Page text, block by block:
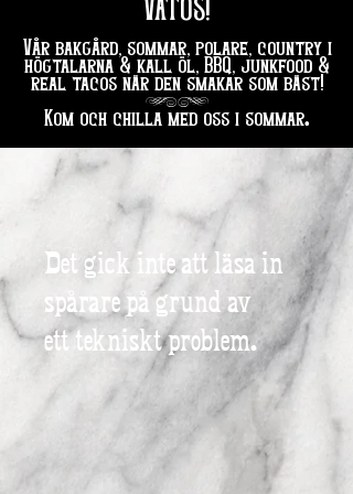
VATOS!
Vår bakgård, sommar, polare, country i
högtalarna & kall öl, BBQ, junkfood &
real tacos när den smakar som bäst!
hg
Kom och chilla med oss i sommar.
Det gick inte att läsa in
spårare på grund av
ett tekniskt problem.